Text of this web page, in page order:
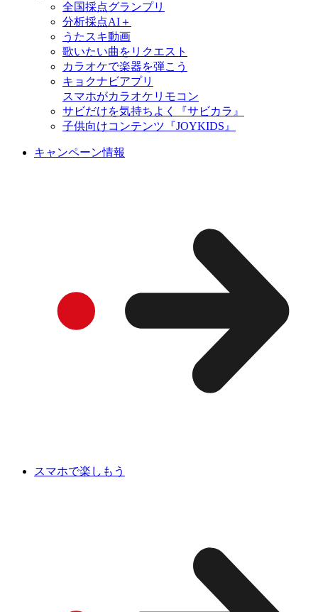
全国採点グランプリ
分析採点AI＋
うたスキ動画
歌いたい曲をリクエスト
カラオケで楽器を弾こう
キョクナビアプリ
スマホがカラオケリモコン
サビだけを気持ちよく『サビカラ』
子供向けコンテンツ『JOYKIDS』
キャンペーン情報
スマホで楽しもう